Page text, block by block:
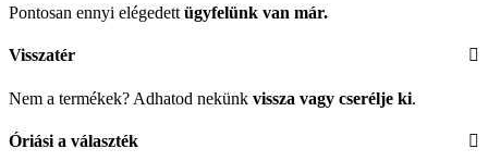
Pontosan ennyi elégedett ügyfelünk van már.
Visszatér
Nem a termékek? Adhatod nekünk vissza vagy cserélje ki.
Óriási a választék